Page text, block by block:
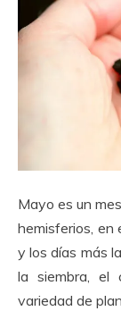
Mayo es un
hemisferios,
y los días más
la siembra, el
variedad de